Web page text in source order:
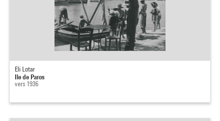
Eli Lotar
Ile de Paros
vers 1936